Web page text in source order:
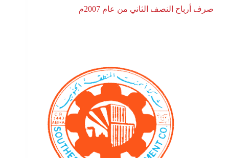
صرف أرباح النصف الثاني من عام 2007م